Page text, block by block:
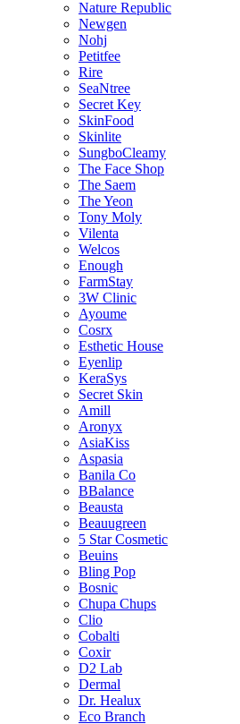
Nature Republic
Newgen
Nohj
Petitfee
Rire
SeaNtree
Secret Key
SkinFood
Skinlite
SungboCleamy
The Face Shop
The Saem
The Yeon
Tony Moly
Vilenta
Welcos
Enough
FarmStay
3W Clinic
Ayoume
Cosrx
Esthetic House
Eyenlip
KeraSys
Secret Skin
Amill
Aronyx
AsiaKiss
Aspasia
Banila Co
BBalance
Beausta
Beauugreen
5 Star Cosmetic
Beuins
Bling Pop
Bosnic
Chupa Chups
Clio
Cobalti
Coxir
D2 Lab
Dermal
Dr. Healux
Eco Branch